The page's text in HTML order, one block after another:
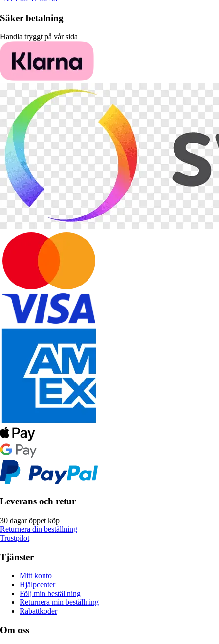
Säker betalning
Handla tryggt på vår sida
Leverans och retur
30 dagar öppet köp
Returnera din beställning
Trustpilot
Tjänster
Mitt konto
Hjälpcenter
Följ min beställning
Returnera min beställning
Rabattkoder
Om oss